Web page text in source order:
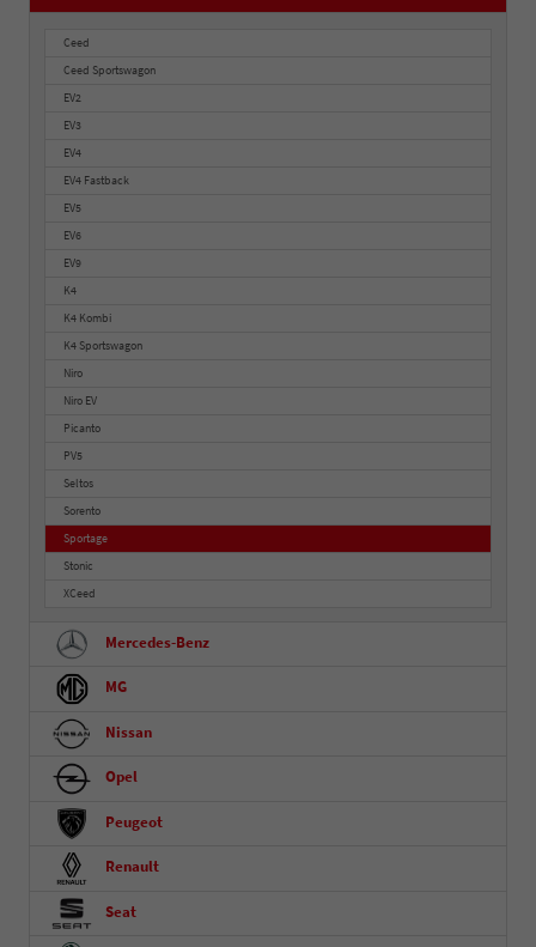
Ceed
Ceed Sportswagon
EV2
EV3
EV4
EV4 Fastback
EV5
EV6
EV9
K4
K4 Kombi
K4 Sportswagon
Niro
Niro EV
Picanto
PV5
Seltos
Sorento
Sportage
Stonic
XCeed
Mercedes-Benz
MG
Nissan
Opel
Peugeot
Renault
Seat